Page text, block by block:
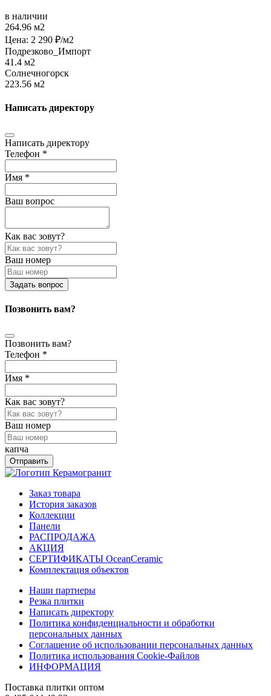
в наличии
264.96 м2
Цена: 2 290 ₽/м2
Подрезково_Импорт
41.4 м2
Солнечногорск
223.56 м2
Написать директору
Написать директору
Телефон *
Имя *
Ваш вопрос
Как вас зовут?
Ваш номер
Задать вопрос
Позвонить вам?
Позвонить вам?
Телефон *
Имя *
Как вас зовут?
Ваш номер
капча
Отправить
Заказ товара
История заказов
Коллекции
Панели
РАСПРОДАЖА
АКЦИЯ
СЕРТИФИКАТЫ OceanCeramic
Комплектация объектов
Наши партнеры
Резка плитки
Написать директору
Политика конфиденциальности и обработки
персональных данных
Соглашение об использовании персональных данных
Политика использования Cookie-Файлов
ИНФОРМАЦИЯ
Поставка плитки оптом